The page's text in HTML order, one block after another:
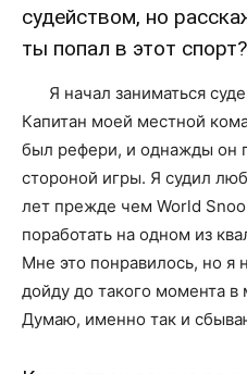
судейством, но
ты попал в этот спорт?
Я начал заниматься
Капитан моей местной
был рефери, и однажды он
стороной игры. Я судил
лет прежде чем World
поработать на одном из
Мне это понравилось, но я
дойду до такого момента в
Думаю, именно так и